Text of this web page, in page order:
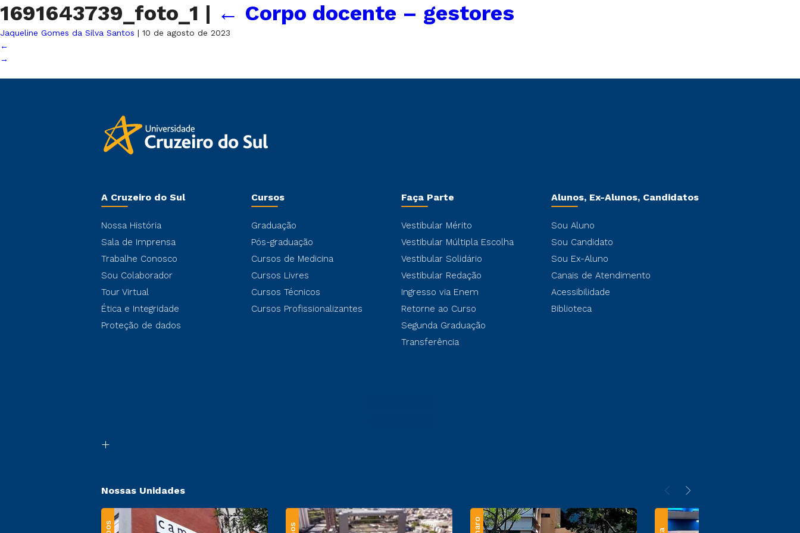
1691643739_foto_1 | ← Corpo docente – gestores
Jaqueline Gomes da Silva Santos | 10 de agosto de 2023
←
→
A Cruzeiro do Sul
Nossa História
Sala de Imprensa
Trabalhe Conosco
Sou Colaborador
Tour Virtual
Ética e Integridade
Proteção de dados
Cursos
Graduação
Pós-graduação
Cursos de Medicina
Cursos Livres
Cursos Técnicos
Cursos Profissionalizantes
Faça Parte
Vestibular Mérito
Vestibular Múltipla Escolha
Vestibular Solidário
Vestibular Redação
Ingresso via Enem
Retorne ao Curso
Segunda Graduação
Transferência
Alunos, Ex-Alunos, Candidatos
Sou Aluno
Sou Candidato
Sou Ex-Aluno
Canais de Atendimento
Acessibilidade
Biblioteca
Nossas Unidades